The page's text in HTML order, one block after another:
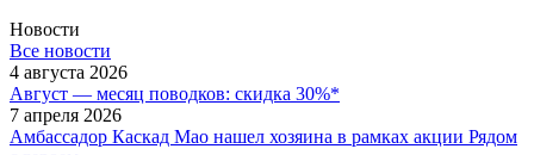
Новости
Все новости
4 августа 2026
Август — месяц поводков: скидка 30%*
7 апреля 2026
Амбассадор Каскад Мао нашел хозяина в рамках акции Рядом